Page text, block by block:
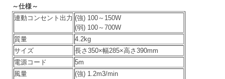
～仕様～
連動コンセント出力 (強) 100～150W
(弱) 100～700W
質量
4.2kg
サイズ
長さ350×幅285×高さ390mm
電源コード
5m
風量
(強) 1.2m3/min